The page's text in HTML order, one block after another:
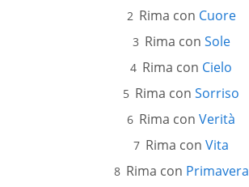
Rima con Cuore
Rima con Sole
Rima con Cielo
Rima con Sorriso
Rima con Verità
Rima con Vita
Rima con Primavera